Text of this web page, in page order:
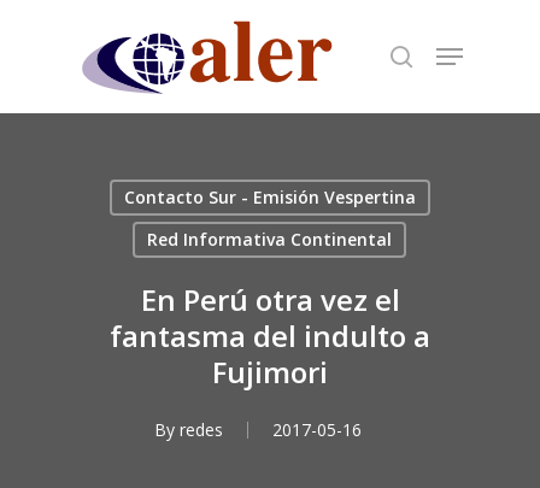
content
Contacto Sur - Emisión Vespertina
Red Informativa Continental
En Perú otra vez el
fantasma del indulto a
Fujimori
By redes 2017-05-16